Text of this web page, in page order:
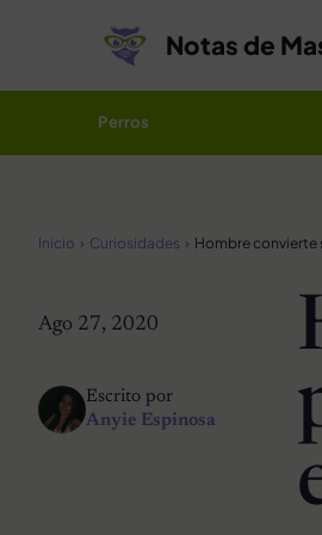
Notas de
Perros
Inicio Curiosidades
Ago 27, 2020
Escrito por
Anyie Espinosa